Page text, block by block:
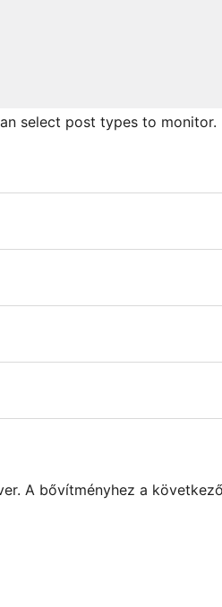
select post types to monitor.
A bővítményhez a